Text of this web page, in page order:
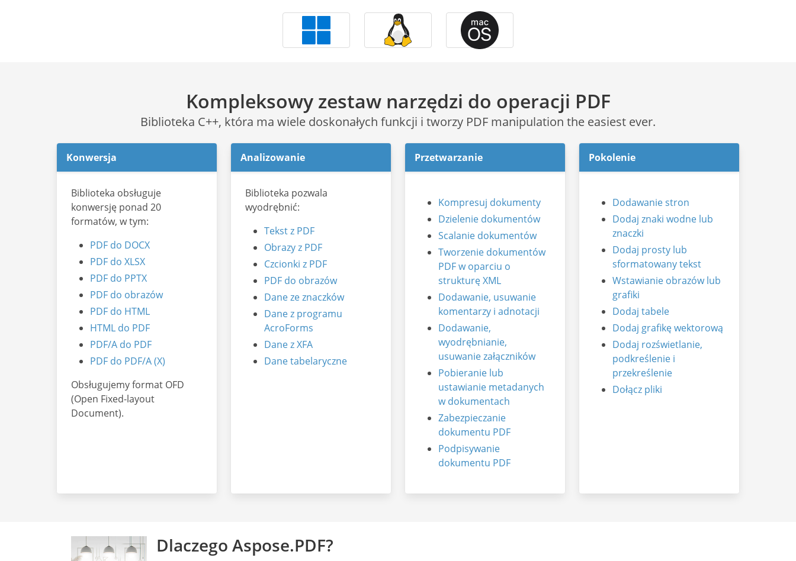
Kompleksowy zestaw narzędzi do operacji PDF
Biblioteka C++, która ma wiele doskonałych funkcji i tworzy PDF manipulation the easiest ever.
Konwersja
Biblioteka obsługuje
konwersję ponad 20
formatów, w tym:
PDF do DOCX
PDF do XLSX
PDF do PPTX
PDF do obrazów
PDF do HTML
HTML do PDF
PDF/A do PDF
PDF do PDF/A (X)
Obsługujemy format OFD
(Open Fixed-layout
Document).
Analizowanie
Biblioteka pozwala
wyodrębnić:
Tekst z PDF
Obrazy z PDF
Czcionki z PDF
PDF do obrazów
Dane ze znaczków
Dane z programu
AcroForms
Dane z XFA
Dane tabelaryczne
Przetwarzanie
Kompresuj dokumenty
Dzielenie dokumentów
Scalanie dokumentów
Tworzenie dokumentów
PDF w oparciu o
strukturę XML
Dodawanie, usuwanie
komentarzy i adnotacji
Dodawanie,
wyodrębnianie,
usuwanie załączników
Pobieranie lub
ustawianie metadanych
w dokumentach
Zabezpieczanie
dokumentu PDF
Podpisywanie
dokumentu PDF
Pokolenie
Dodawanie stron
Dodaj znaki wodne lub
znaczki
Dodaj prosty lub
sformatowany tekst
Wstawianie obrazów lub
grafiki
Dodaj tabele
Dodaj grafikę wektorową
Dodaj rozświetlanie,
podkreślenie i
przekreślenie
Dołącz pliki
Dlaczego Aspose.PDF?